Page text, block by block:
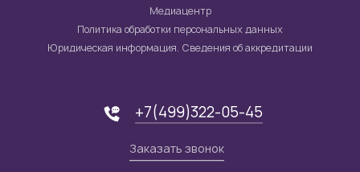
Медиацентр
Политика обработки персональных данных
Юридическая информация. Сведения об аккредитации
+7(499)322-05-45
Заказать звонок